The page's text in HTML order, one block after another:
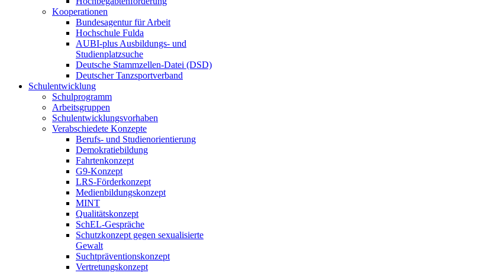
Kooperationen
Bundesagentur für Arbeit
Hochschule Fulda
AUBI-plus Ausbildungs- und
Studienplatzsuche
Deutsche Stammzellen-Datei (DSD)
Deutscher Tanzsportverband
Schulentwicklung
Schulprogramm
Arbeitsgruppen
Schulentwicklungsvorhaben
Verabschiedete Konzepte
Berufs- und Studienorientierung
Demokratiebildung
Fahrtenkonzept
G9-Konzept
LRS-Förderkonzept
Medienbildungskonzept
MINT
Qualitätskonzept
SchEL-Gespräche
Schutzkonzept gegen sexualisierte
Gewalt
Suchtpräventionskonzept
Vertretungskonzept